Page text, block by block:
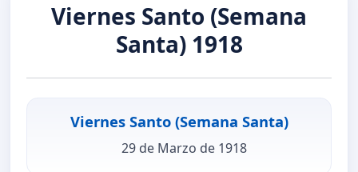
Viernes Santo (Semana
Santa) 1918
Viernes Santo (Semana Santa)
29 de Marzo de 1918